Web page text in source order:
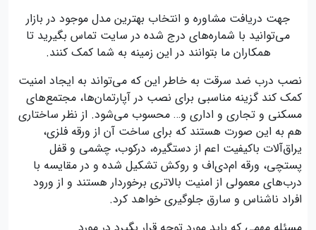
جهت دریافت مشاوره و انتخاب بهترین مدل موجود در بازار
می‌توانید با شماره‌های درج شده در سایت تماس بگیرید تا
همکاران ما بتوانند در این زمینه به شما کمک کنند.
نصب درب ضد سرقت به خاطر این که می‌تواند به ایجاد امنیت
کمک کند گزینه مناسبی برای نصب در آپارتمان‌ها، مجتمع‌های
مسکنی و تجاری و اداری و… محسوب می‌شود. از نظر ساختاری
هم به این صورت هستند که برای ساخت آن از ورقه فلزی،
یراق‌آلات باکیفیت اعم از دستگیره، درکوب، چشمی و قفل
پستچی، ورقه ام‌دی‌اف و روکش تشکیل شده و در مقایسه با
درب‌های معمولی از امنیت بالاتری برخوردار هستند و از ورود
افراد ناشناس و سارق جلوگیری خواهد کرد.